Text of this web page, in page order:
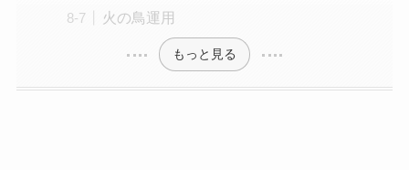
火の鳥運用
もっと見る